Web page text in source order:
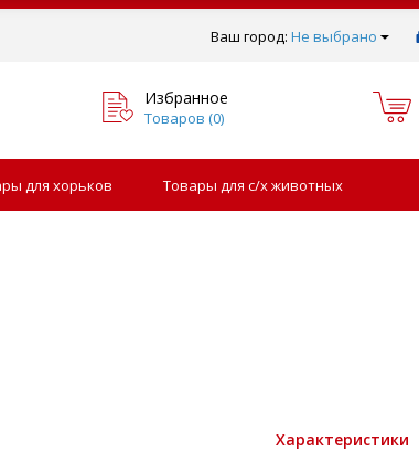
Ваш город: Не выбрано
Избранное
Товаров (0)
для хорьков Товары для с/х животных
Характеристики